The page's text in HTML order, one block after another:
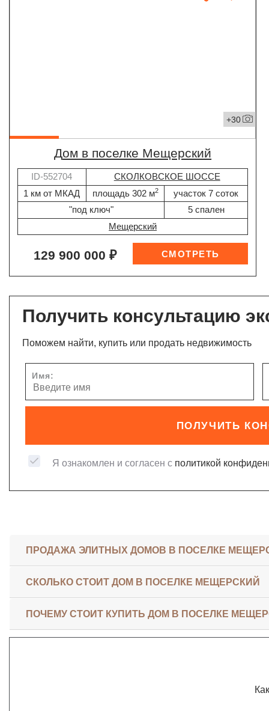
+30
дом в поселке Мещерский
ID-552704
СКОЛКОВСКОЕ ШОССЕ
1 км от МКАД
площадь 302 м2
участок 7 соток
"под ключ"
5 спален
Мещерский
129 900 000 ₽
Получить консультацию
Поможем найти, купить или продать недвижимость
Имя:
ПОЛУЧИТЬ
Я ознакомлен и согласен с политикой
ПРОДАЖА ЭЛИТНЫХ ДОМОВ В ПОСЕЛКЕ
СКОЛЬКО СТОИТ ДОМ В ПОСЕЛКЕ МЕЩЕРСКИЙ
ПОЧЕМУ СТОИТ КУПИТЬ ДОМ В ПОСЕЛКЕ